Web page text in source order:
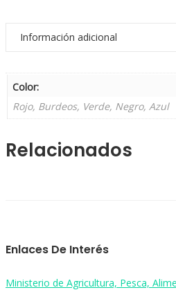
Información adicional
Color:
Rojo, Burdeos, Verde, Negro, Azul
Relacionados
Enlaces De Interés
Ministerio de Agricultura, Pesca,